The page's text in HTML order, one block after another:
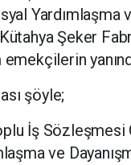
Yardımlaşma
Şeker
şöyle;
İş
ve